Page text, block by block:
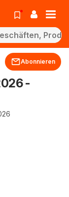
Abonnieren
-